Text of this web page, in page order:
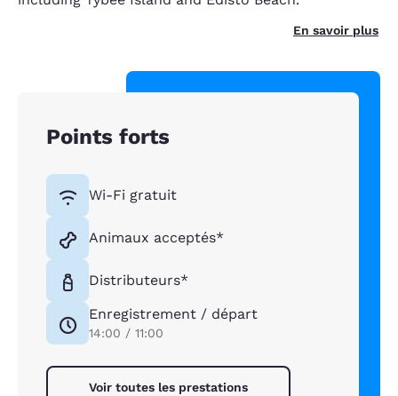
En savoir plus
Points forts
Wi-Fi gratuit
Animaux acceptés*
Distributeurs*
Enregistrement / départ
14:00 / 11:00
Voir toutes les prestations